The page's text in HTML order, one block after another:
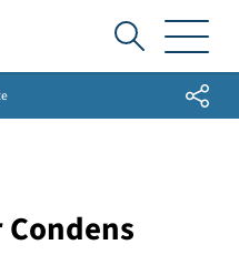
Ich
suche...Share